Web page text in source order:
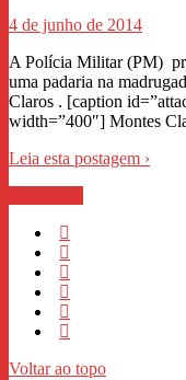
4 de junho de 2014
A Polícia Militar (PM)
uma padaria na
Claros . [caption
width=”400″] Montes
Leia esta postagem ›
Voltar ao topo